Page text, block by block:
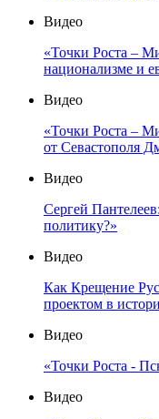
Видео
«Точки Роста –
национализме и
Видео
«Точки Роста –
от Севастополя
Видео
Сергей
политику?»
Видео
Как Крещение
проектом в
Видео
«Точки Роста -
Видео